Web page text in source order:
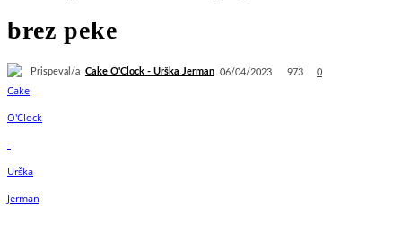
brez peke
Prispeval/a Cake O'Clock - Urška Jerman 06/04/2023 973 0